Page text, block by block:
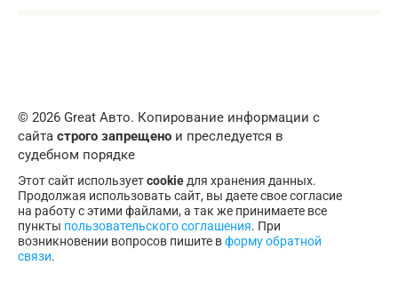
© 2026 Great Авто. Копирование информации с
сайта строго запрещено и преследуется в
судебном порядке
Этот сайт используетcookie для хранения данных.
Продолжая использовать сайт, вы даете свое согласие
на работу с этими файлами, а так же принимаете все
пункты пользовательского соглашения. При
возникновении вопросов пишите вформу обратной
связи.